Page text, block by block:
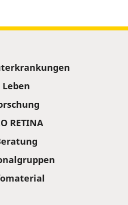
Leben
RETINA